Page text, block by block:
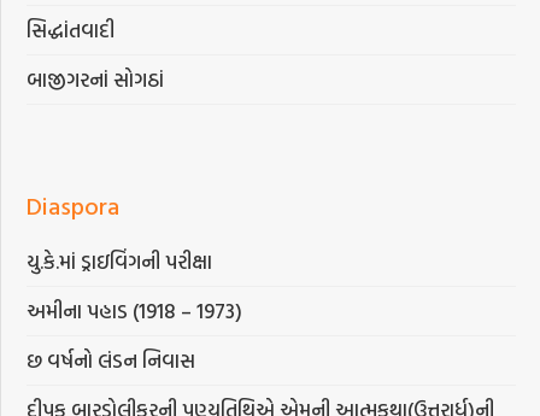
સિદ્ધાંતવાદી
બાજીગરનાં સોગઠાં
Diaspora
યુ.કે.માં ડ્રાઇવિંગની પરીક્ષા
અમીના પહાડ (1918 – 1973)
છ વર્ષનો લંડન નિવાસ
દીપક બારડોલીકરની પુણ્યતિથિએ એમની આત્મકથા(ઉત્તરાર્ધ)ની